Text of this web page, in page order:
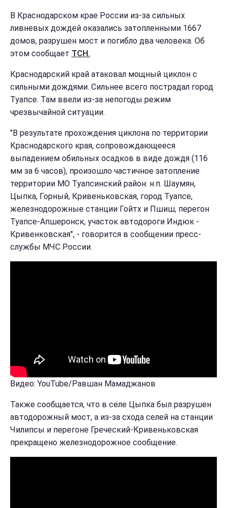
В Краснодарском крае России из-за сильных
ливневых дождей оказались затопленными 1667
домов, разрушен мост и погибло два человека. Об
этом сообщает ТСН.
Краснодарский край атаковал мощный циклон с
сильными дождями. Сильнее всего пострадал город
Туапсе. Там ввели из-за непогоды режим
чрезвычайной ситуации.
"В результате прохождения циклона по территории
Краснодарского края, сопровождающееся
выпадением обильных осадков в виде дождя (116
мм за 6 часов), произошло частичное затопление
территории МО Туапсинский район: н.п. Шаумян,
Цыпка, Горный, Кривеньковская, город Туапсе,
железнодорожные станции Гойтх и Пшиш, перегон
Туапсе-Апшеронск, участок автодороги Индюк -
Кривенковская", - говорится в сообщении пресс-
службы МЧС России.
Видео: YouTube/Равшан Мамаджанов
Также сообщается, что в селе Цыпка был разрушен
автодорожный мост, а из-за схода селей на станции
Чилипсы и перегоне Греческий-Кривеньковская
прекращено железнодорожное сообщение.